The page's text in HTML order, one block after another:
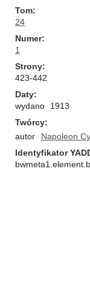
Tom
24
Numer
1
Strony
423-442
Daty
wydano
1913
Twórcy
autor
Napoleon
Identyfikator